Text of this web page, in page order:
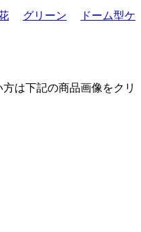
グリーン
ドーム型ケ
は下記の商品画像をクリ